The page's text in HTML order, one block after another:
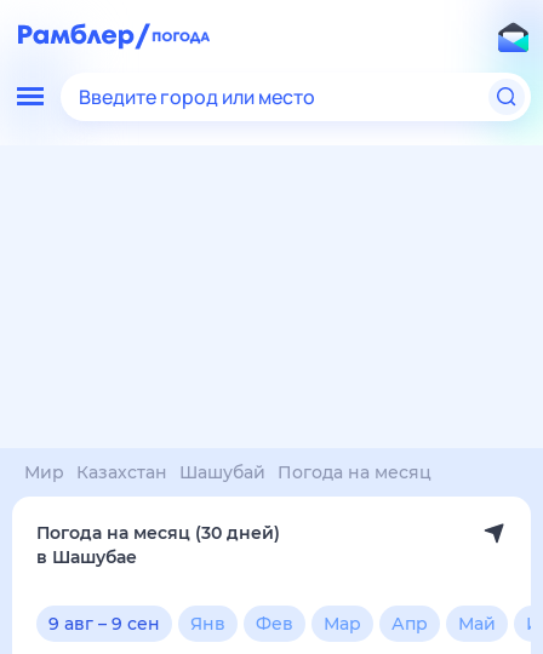
Введите город или место
Мир Казахстан Шашубай Погода на месяц
Погода на месяц (30 дней)
в Шашубае
9 авг – 9 сен Янв Фев Мар Апр Май